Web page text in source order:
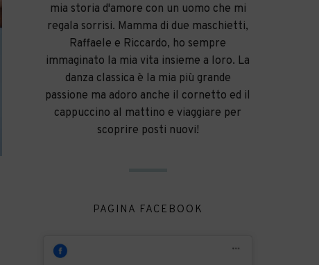
mia storia d'amore con un uomo che mi
regala sorrisi. Mamma di due maschietti,
Raffaele e Riccardo, ho sempre
immaginato la mia vita insieme a loro. La
danza classica è la mia più grande
passione ma adoro anche il cornetto ed il
cappuccino al mattino e viaggiare per
scoprire posti nuovi!
PAGINA FACEBOOK